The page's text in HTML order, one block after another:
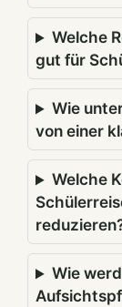
Welche
gut für
Wie
von einer
Welche
Wie